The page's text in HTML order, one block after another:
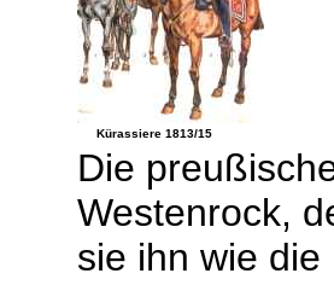
Kürassiere 1813/15
Die
Westenrock,
sie ihn wie